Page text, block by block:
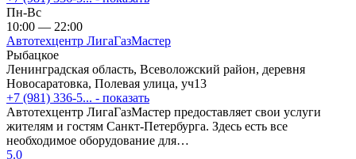
Пн-Вс
10:00 — 22:00
Автотехцентр ЛигаГазМастер
Рыбацкое
Ленинградская область, Всеволожский район, деревня
Новосаратовка, Полевая улица, уч13
+7 (981) 336-5... - показать
Автотехцентр ЛигаГазМастер предоставляет свои услуги
жителям и гостям Санкт-Петербурга. Здесь есть все
необходимое оборудование для…
5.0